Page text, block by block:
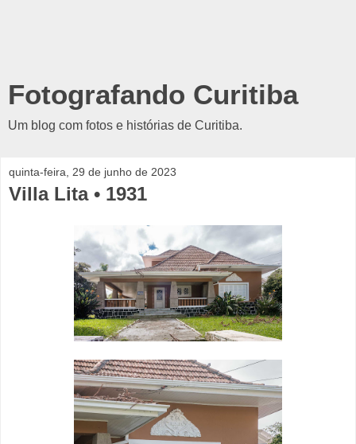
Fotografando Curitiba
Um blog com fotos e histórias de Curitiba.
quinta-feira, 29 de junho de 2023
Villa Lita • 1931